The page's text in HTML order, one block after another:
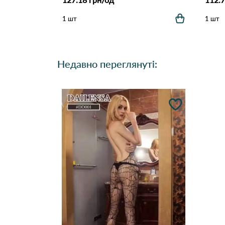
1 шт 1 шт
Недавно переглянуті: